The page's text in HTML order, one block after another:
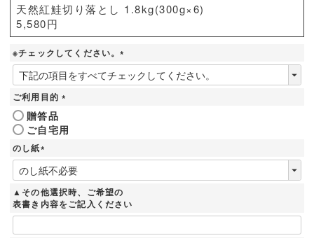
天然紅鮭切り落とし 1.8kg(300g×6)
5,580円
※チェックしてください。
(
必
ご利用目的
必
須
贈答品
ご自宅用
のし紙
(
必
須
)
▲その他選択時、ご希望の
表書き内容をご記入ください